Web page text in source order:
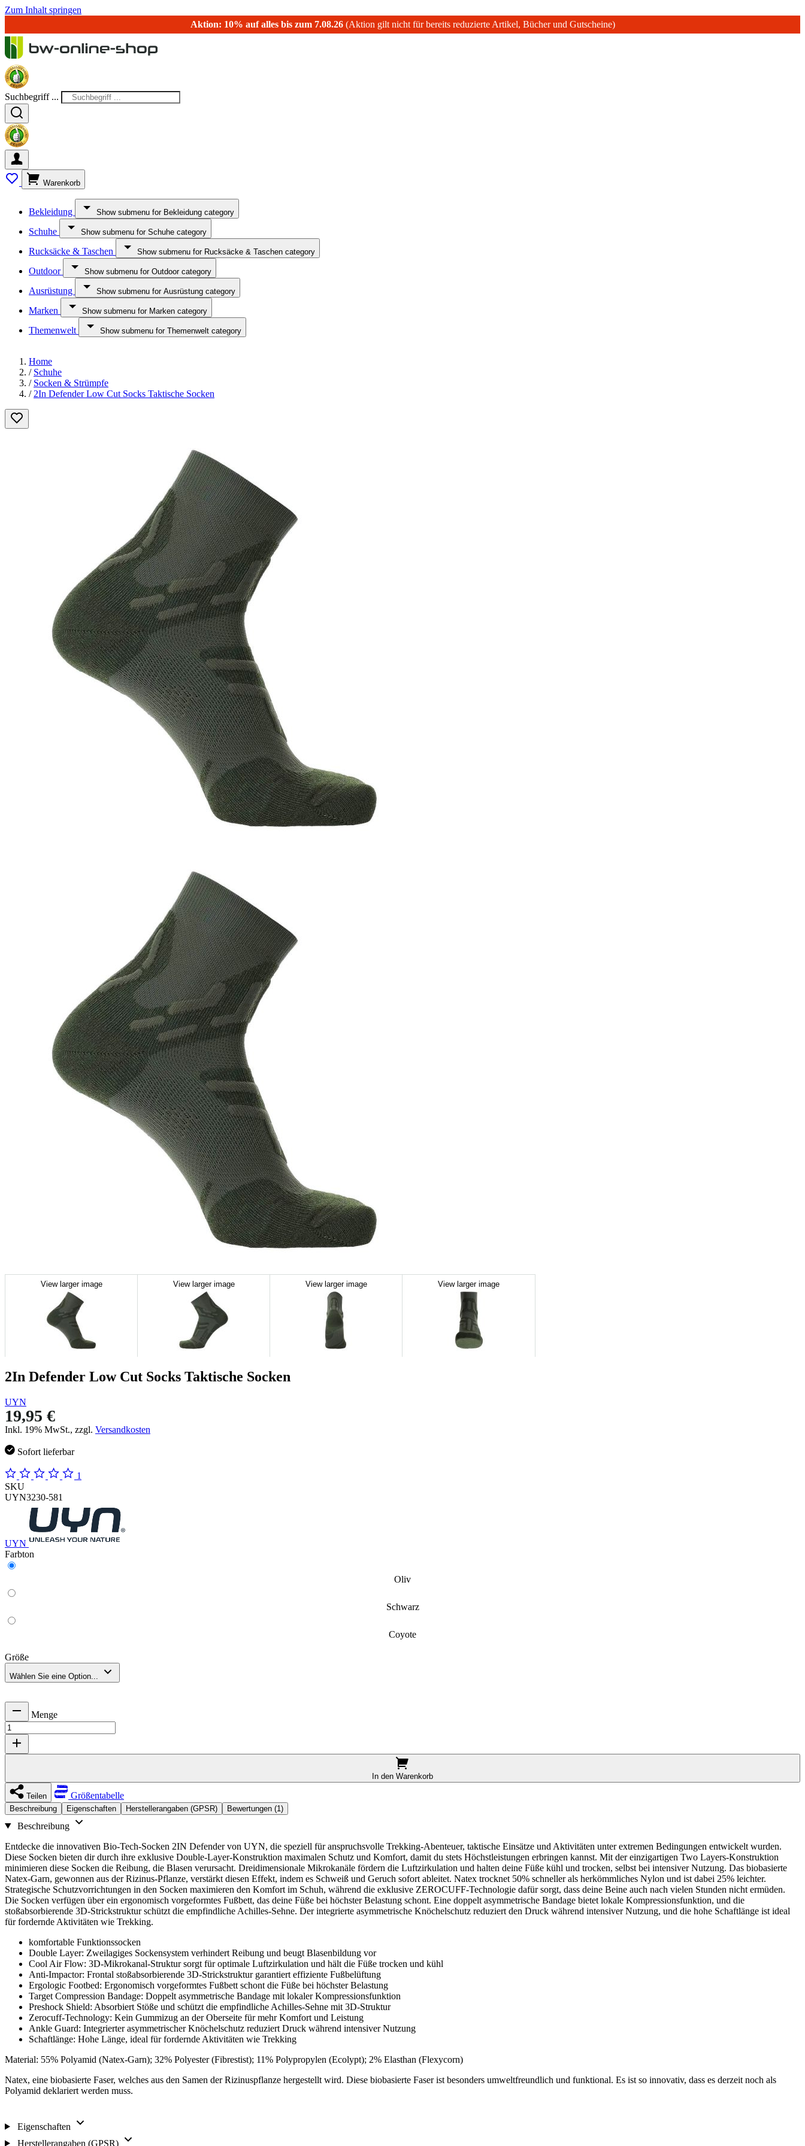
Zum Inhalt springen
Aktion: 10% auf alles bis zum 7.08.26(Aktion gilt nicht für bereits reduzierte Artikel, Bücher und Gutscheine)
Suchbegriff ...
Warenkorb
Bekleidung Show submenu for Bekleidung category
Schuhe Show submenu for Schuhe category
Rucksäcke & Taschen Show submenu for Rucksäcke & Taschen category
Outdoor Show submenu for Outdoor category
Ausrüstung Show submenu for Ausrüstung category
Marken Show submenu for Marken category
Themenwelt Show submenu for Themenwelt category
Home
/ Schuhe
/ Socken & Strümpfe
/ 2In Defender Low Cut Socks Taktische Socken
View larger image View larger image View larger image View larger image
2In Defender Low Cut Socks Taktische Socken
UYN
19,95 €
Inkl. 19% MwSt., zzgl. Versandkosten
Sofort lieferbar
1
SKU
UYN3230-581
UYN
Farbton
Oliv
Schwarz
Coyote
Größe
Wählen Sie eine Option...
Menge
In den Warenkorb
Teilen Größentabelle
Beschreibung Eigenschaften Herstellerangaben (GPSR) Bewertungen (1)
Beschreibung
Entdecke die innovativen Bio-Tech-Socken 2IN Defender von UYN, die speziell für anspruchsvolle Trekking-Abenteuer, taktische Einsätze und Aktivitäten unter extremen Bedingungen entwickelt wurden.
Diese Socken bieten dir durch ihre exklusive Double-Layer-Konstruktion maximalen Schutz und Komfort, damit du stets Höchstleistungen erbringen kannst. Mit der einzigartigen Two Layers-Konstruktion
minimieren diese Socken die Reibung, die Blasen verursacht. Dreidimensionale Mikrokanäle fördern die Luftzirkulation und halten deine Füße kühl und trocken, selbst bei intensiver Nutzung. Das biobasierte
Natex-Garn, gewonnen aus der Rizinus-Pflanze, verstärkt diesen Effekt, indem es Schweiß und Geruch sofort ableitet. Natex trocknet 50% schneller als herkömmliches Nylon und ist dabei 25% leichter.
Strategische Schutzvorrichtungen in den Socken maximieren den Komfort im Schuh, während die exklusive ZEROCUFF-Technologie dafür sorgt, dass deine Beine auch nach vielen Stunden nicht ermüden.
Die Socken verfügen über ein ergonomisch vorgeformtes Fußbett, das deine Füße bei höchster Belastung schont. Eine doppelt asymmetrische Bandage bietet lokale Kompressionsfunktion, und die
stoßabsorbierende 3D-Strickstruktur schützt die empfindliche Achilles-Sehne. Der integrierte asymmetrische Knöchelschutz reduziert den Druck während intensiver Nutzung, und die hohe Schaftlänge ist ideal
für fordernde Aktivitäten wie Trekking.
komfortable Funktionssocken
Double Layer: Zweilagiges Sockensystem verhindert Reibung und beugt Blasenbildung vor
Cool Air Flow: 3D-Mikrokanal-Struktur sorgt für optimale Luftzirkulation und hält die Füße trocken und kühl
Anti-Impactor: Frontal stoßabsorbierende 3D-Strickstruktur garantiert effiziente Fußbelüftung
Ergologic Footbed: Ergonomisch vorgeformtes Fußbett schont die Füße bei höchster Belastung
Target Compression Bandage: Doppelt asymmetrische Bandage mit lokaler Kompressionsfunktion
Preshock Shield: Absorbiert Stöße und schützt die empfindliche Achilles-Sehne mit 3D-Struktur
Zerocuff-Technology: Kein Gummizug an der Oberseite für mehr Komfort und Leistung
Ankle Guard: Integrierter asymmetrischer Knöchelschutz reduziert Druck während intensiver Nutzung
Schaftlänge: Hohe Länge, ideal für fordernde Aktivitäten wie Trekking
Material: 55% Polyamid (Natex-Garn); 32% Polyester (Fibrestist); 11% Polypropylen (Ecolypt); 2% Elasthan (Flexycorn)
Natex, eine biobasierte Faser, welches aus den Samen der Rizinuspflanze hergestellt wird. Diese biobasierte Faser ist besonders umweltfreundlich und funktional. Es ist so innovativ, dass es derzeit noch als
Polyamid deklariert werden muss.
Eigenschaften
Herstellerangaben (GPSR)